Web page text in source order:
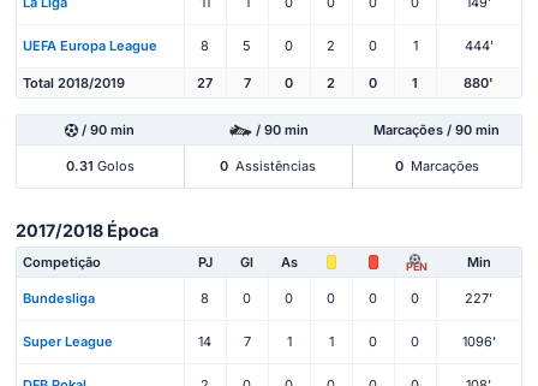
UEFA Europa League 8 5 0 2 0 1 444'
Total 2018/2019 27 7 0 2 0 1 880'
/ 90 min / 90 min Marcações / 90 min
0.31 Golos 0 Assistências 0 Marcações
2017/2018 Época
Competição PJ Gl As PEN Min
Bundesliga 8 0 0 0 0 0 227'
Super League 14 7 1 1 0 0 1096'